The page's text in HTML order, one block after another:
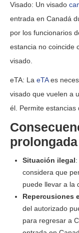
Visado: Un visado
entrada en Canadá
por los funcionarios
estancia no coincide
visado.
eTA: La eTAes
visado que vuelen a
él. Permite estancias
prolongada
Situación ilegal
considera que
puede llevar a la
Repercusiones
del autorizado
para regresar a